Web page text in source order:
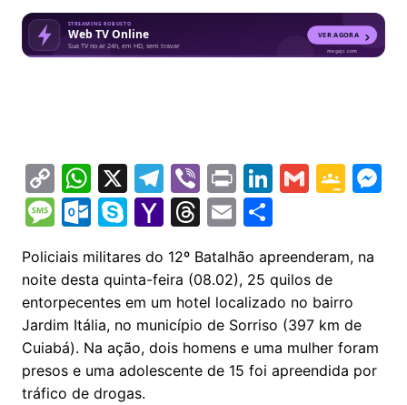
C
o
p
y
Li
n
k
W
h
at
s
A
p
p
X T
el
e
gr
a
m
Vi
b
er
Pr
in
t
Li
n
k
e
dI
n
G
l
G
gl
e
Cl
a
s
M
M
s
s
a
g
e
O
lo
o
k.
c
o
S
y
p
e
Y
h
o
o
M
ai
T
e
a
d
s
E
ai
l
S
ar
e
Policiais militares do 12º Batalhão apreenderam, na
noite desta quinta-feira (08.02), 25 quilos de
entorpecentes em um hotel localizado no bairro
Jardim Itália, no município de Sorriso (397 km de
Cuiabá). Na ação, dois homens e uma mulher foram
presos e uma adolescente de 15 foi apreendida por
tráfico de drogas.